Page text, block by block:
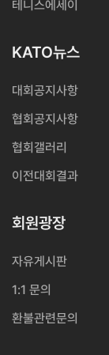
테니스에세이
KATO뉴스
대회공지사항
협회공지사항
협회갤러리
이전대회결과
회원광장
자유게시판
1:1 문의
환불관련문의